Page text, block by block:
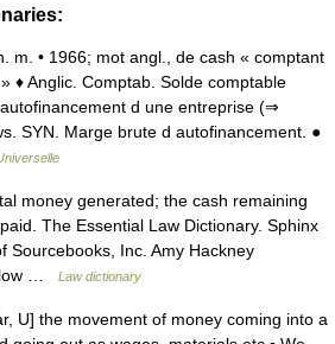
m. • 1966; mot angl., de cash « comptant
♦ Anglic. Comptab. Solde comptable
d une entreprise (⇒
SYN. Marge brute d autofinancement. ●
money generated; the cash remaining
The Essential Law Dictionary. Sphinx
Sourcebooks, Inc. Amy Hackney
…
Law dictionary
U] the movement of money coming into a